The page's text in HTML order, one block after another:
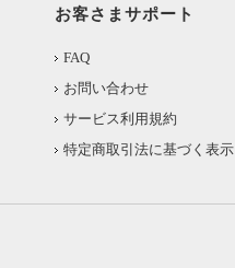
お客さまサポート
FAQ
お問い合わせ
サービス利用規約
特定商取引法に基づく表示